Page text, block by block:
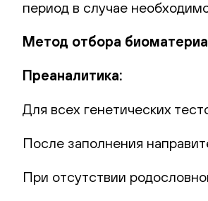
период в случае
Метод отбора
Преаналитика:
Для всех генетических
После заполнения
При отсутствии